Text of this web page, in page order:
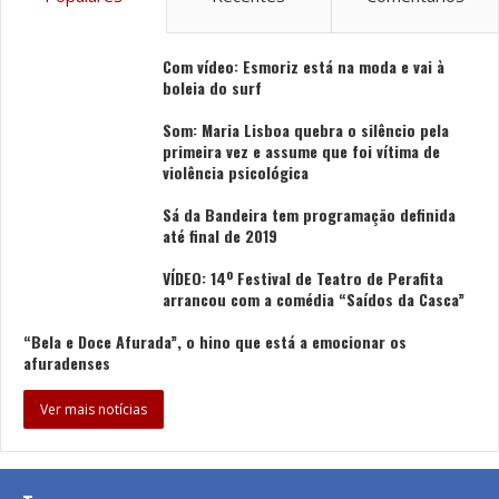
resguardados com força.
Um convite para ir comer Sushi é irrecusável, certo?
Sim, sem dúvida! Para mim e para o Guilherme. Dei a
provar ao meu filho, com apenas 3 anos. O Sushi é uma
renda de casa (risos). E ele fez um som de HUMMM….
e eu disse estou tramado. Depois desse dia, posso
oferecer outras opções e o sushi ganha sempre!
Apesar de ser bom cozinheiro, e fazer uma massa à
bolonhesa maravilhosa e uma batata assada com
frango delicioso… quando convido alguém para vir cá a
Finanças, IVA e IRS. A falta da humanidade e de
Com vídeo: Esmoriz está na moda e vai à
boleia do surf
Som: Maria Lisboa quebra o silêncio pela
primeira vez e assume que foi vítima de
violência psicológica
Sá da Bandeira tem programação definida
até final de 2019
VÍDEO: 14º Festival de Teatro de Perafita
arrancou com a comédia “Saídos da Casca”
“Bela e Doce Afurada”, o hino que está a emocionar os
afuradenses
Ver mais notícias